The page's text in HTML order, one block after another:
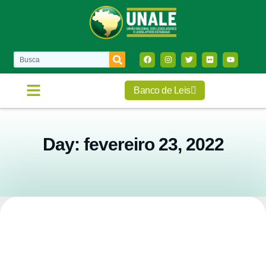
Banco de Leis
Day: fevereiro 23, 2022